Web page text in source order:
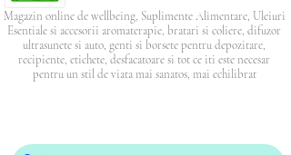
Magazin online de wellbeing, Suplimente Alimentare, Uleiuri
Esentiale si accesorii aromaterapie, bratari si coliere, difuzor
ultrasunete si auto, genti si borsete pentru depozitare,
recipiente, etichete, desfacatoare si tot ce iti este necesar
pentru un stil de viata mai sanatos, mai echilibrat